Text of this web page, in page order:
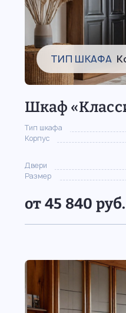
ТИП ШКАФА
Шкаф
Тип шкафа
Корпус
Двери
Размер
от 45 840 руб.